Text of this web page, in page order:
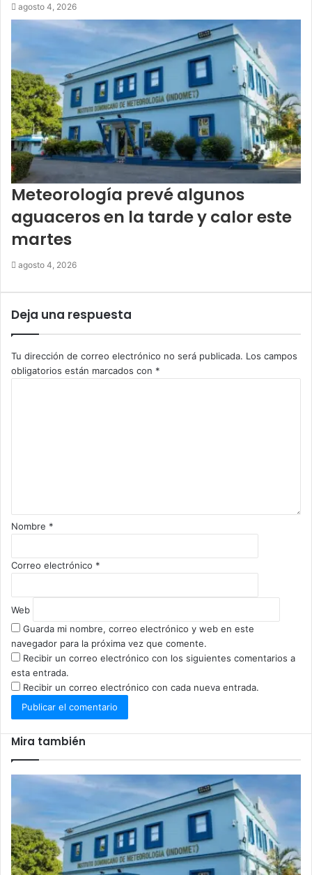
agosto 4, 2026
Meteorología prevé algunos
aguaceros en la tarde y calor este
martes
agosto 4, 2026
Deja una respuesta
Tu dirección de correo electrónico no será publicada. Los campos
obligatorios están marcados con *
o
*
Nombre *
Correo electrónico *
Web
Guarda mi nombre, correo electrónico y web en este
navegador para la próxima vez que comente.
Recibir un correo electrónico con los siguientes comentarios a
esta entrada.
Recibir un correo electrónico con cada nueva entrada.
Mira también